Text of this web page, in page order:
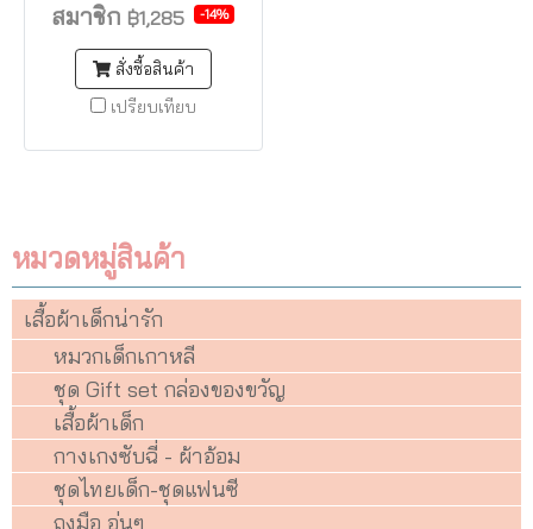
สมาชิก ฿1,285 -14%
สั่งซื้อสินค้า
เปรียบเทียบ
หมวดหมู่สินค้า
เสื้อผ้าเด็กน่ารัก
หมวกเด็กเกาหลี
ชุด Gift set กล่องของขวัญ
เสื้อผ้าเด็ก
กางเกงซับฉี่ - ผ้าอ้อม
ชุดไทยเด็ก-ชุดแฟนซี
ถุงมือ อุ่นๆ